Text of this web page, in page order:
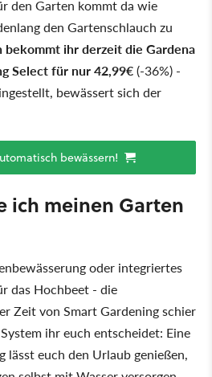
den Garten kommt da wie
den Gartenschlauch zu
bekommt ihr derzeit die Gardena
Select für nur 42,99€(-36%) -
bewässert sich der
bewässern!
ich meinen Garten
oder integriertes
das Hochbeet - die
Zeit von Smart Gardening schier
ihr euch entscheidet: Eine
lässt euch den Urlaub genießen,